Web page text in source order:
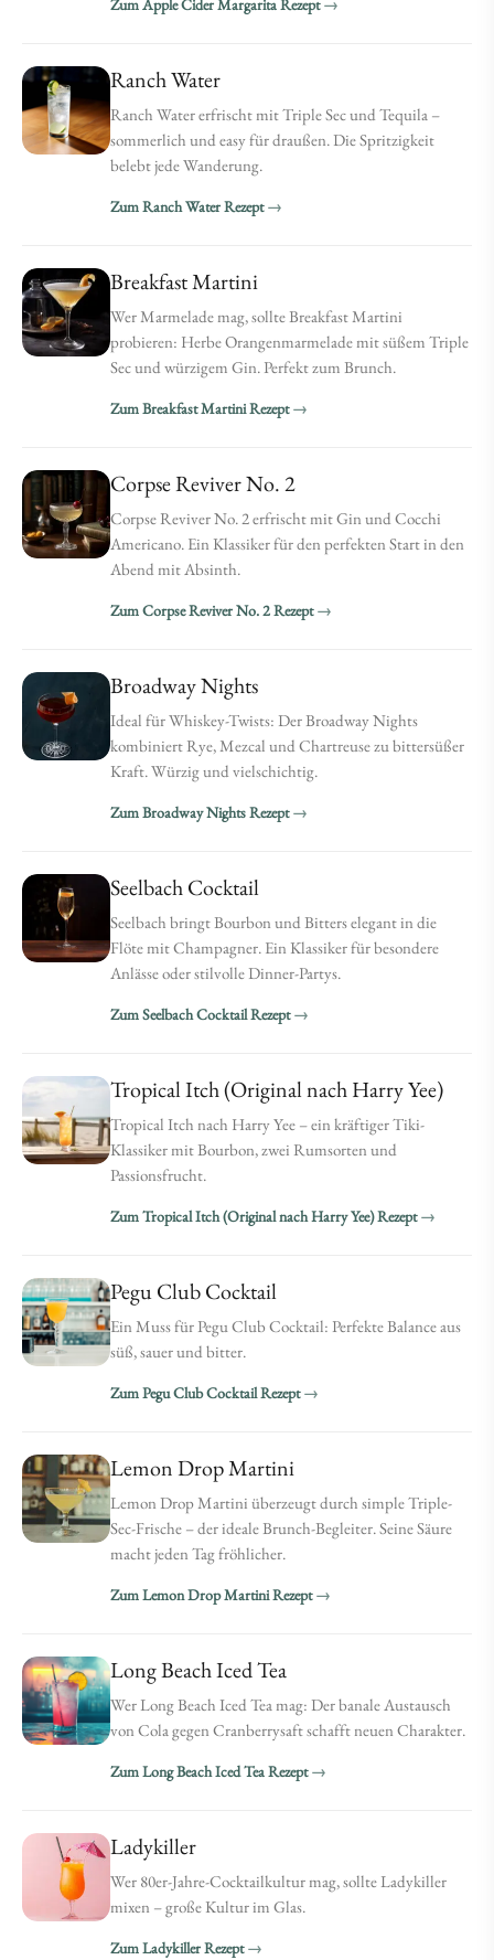
Zum Apple Cider Margarita Rezept
Ranch Water
Ranch Water erfrischt mit Triple Sec und Tequila –
sommerlich und easy für draußen. Die Spritzigkeit
belebt jede Wanderung.
Zum Ranch Water Rezept
Breakfast Martini
Wer Marmelade mag, sollte Breakfast Martini
probieren: Herbe Orangenmarmelade mit süßem Triple
Sec und würzigem Gin. Perfekt zum Brunch.
Zum Breakfast Martini Rezept
Corpse Reviver No. 2
Corpse Reviver No. 2 erfrischt mit Gin und Cocchi
Americano. Ein Klassiker für den perfekten Start in den
Abend mit Absinth.
Zum Corpse Reviver No. 2 Rezept
Broadway Nights
Ideal für Whiskey-Twists: Der Broadway Nights
kombiniert Rye, Mezcal und Chartreuse zu bittersüßer
Kraft. Würzig und vielschichtig.
Zum Broadway Nights Rezept
Seelbach Cocktail
Seelbach bringt Bourbon und Bitters elegant in die
Flöte mit Champagner. Ein Klassiker für besondere
Anlässe oder stilvolle Dinner-Partys.
Zum Seelbach Cocktail Rezept
Tropical Itch (Original nach Harry Yee)
Tropical Itch nach Harry Yee – ein kräftiger Tiki-
Klassiker mit Bourbon, zwei Rumsorten und
Passionsfrucht.
Zum Tropical Itch (Original nach Harry Yee) Rezept
Pegu Club Cocktail
Ein Muss für Pegu Club Cocktail: Perfekte Balance aus
süß, sauer und bitter.
Zum Pegu Club Cocktail Rezept
Lemon Drop Martini
Lemon Drop Martini überzeugt durch simple Triple-
Sec-Frische – der ideale Brunch-Begleiter. Seine Säure
macht jeden Tag fröhlicher.
Zum Lemon Drop Martini Rezept
Long Beach Iced Tea
Wer Long Beach Iced Tea mag: Der banale Austausch
von Cola gegen Cranberrysaft schafft neuen Charakter.
Zum Long Beach Iced Tea Rezept
Ladykiller
Wer 80er-Jahre-Cocktailkultur mag, sollte Ladykiller
mixen – große Kultur im Glas.
Zum Ladykiller Rezept